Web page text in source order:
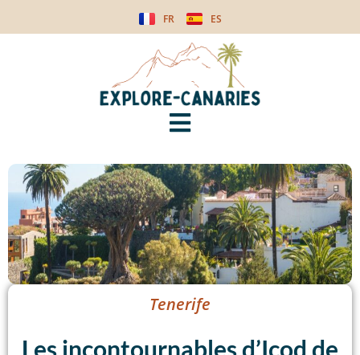
FR ES
Tenerife
Les incontournables d’Icod de